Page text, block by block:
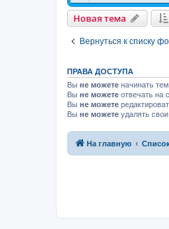
Новая тема
Вернуться к списку
ПРАВА ДОСТУПА
Вы не можете начинать
Вы не можете отвечать на
Вы не можете
Вы не можете удалять
На главную